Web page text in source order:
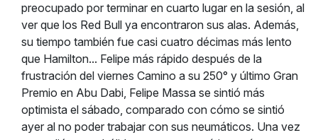
preocupado por terminar en cuarto lugar en la sesión, al
ver que los Red Bull ya encontraron sus alas. Además,
su tiempo también fue casi cuatro décimas más lento
que Hamilton... Felipe más rápido después de la
frustración del viernes Camino a su 250° y último Gran
Premio en Abu Dabi, Felipe Massa se sintió más
optimista el sábado, comparado con cómo se sintió
ayer al no poder trabajar con sus neumáticos. Una vez